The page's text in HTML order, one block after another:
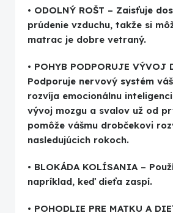
• ODOLNÝ ROŠT – Zaisťuje
prúdenie vzduchu, takže si
matrac je dobre vetraný.
• POHYB PODPORUJE VÝVOJ
Podporuje nervový systém
rozvíja emocionálnu
vývoj mozgu a svalov už od
pomôže vášmu drobčekovi
nasledujúcich rokoch.
• BLOKÁDA KOLÍSANIA –
napríklad, keď dieťa zaspí.
• POHODLIE PRE MATKU A